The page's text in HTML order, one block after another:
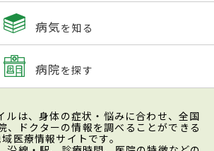
病気を知る
病院を探す
ルは、身体の症状・悩みに合わせ、全国
、ドクターの情報を調べることができる
医療情報サイトです。